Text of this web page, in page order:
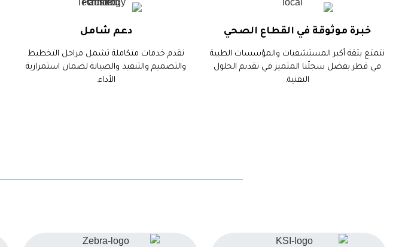
خبرة موثوقة في القطاع الصحي
نتمتع بثقة أكبر المستشفيات والمؤسسات الطبية
في قطر بفضل سجلّنا المتميز في تقديم الحلول
التقنية.
دعم شامل
نقدم خدمات متكاملة تشمل مراحل التخطيط
والتصميم والتنفيذ والصيانة لضمان استمرارية
الأداء.